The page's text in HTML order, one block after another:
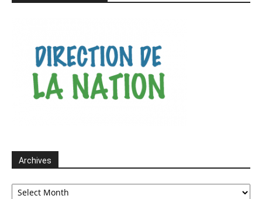
Archives
Archives